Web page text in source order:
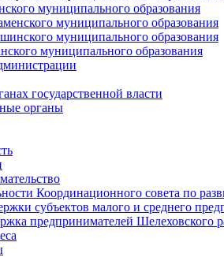
муниципального образования
муниципального образования
муниципального образования
муниципального образования
государственной власти
органы
Координационного совета по
субъектов малого и среднего
предпринимателей Шелеховского